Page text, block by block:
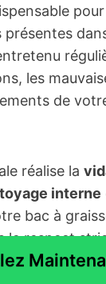
présentes
les
de
réalise la
interne
bac à
le respect
en vigueur.